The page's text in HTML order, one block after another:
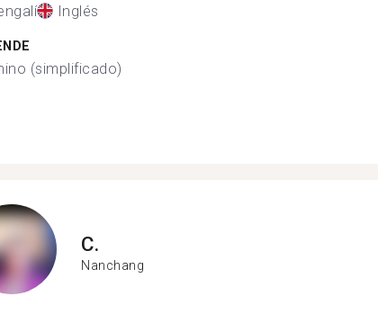
Inglés
(simplificado)
C.
Nanchang